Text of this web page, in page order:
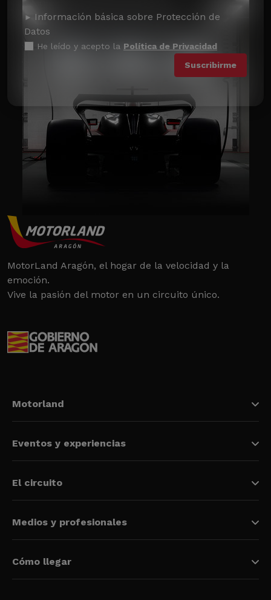
Información básica sobre Protección de
Datos
He leído y acepto la Política de Privacidad
MotorLand Aragón, el hogar de la velocidad y la
emoción.
Vive la pasión del motor en un circuito único.
Motorland
Eventos y experiencias
El circuito
Medios y profesionales
Cómo llegar